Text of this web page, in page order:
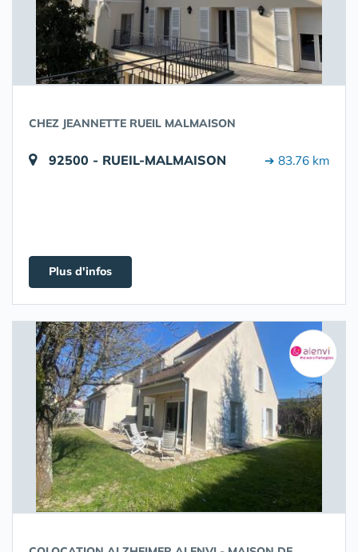
CHEZ JEANNETTE RUEIL MALMAISON
92500 - RUEIL-MALMAISON ➔ 83.76 km
Plus d'infos